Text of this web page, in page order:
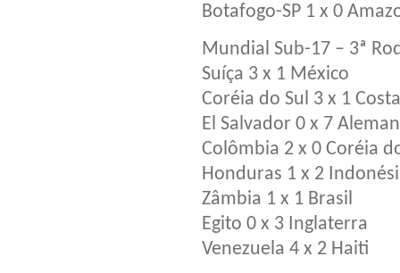
Botafogo-SP 1 x 0
Mundial Sub-17 – 3ª
Suíça 3 x 1 México
Coréia do Sul 3 x 1
El Salvador 0 x 7
Colômbia 2 x 0 Coréia
Honduras 1 x 2
Zâmbia 1 x 1 Brasil
Egito 0 x 3 Inglaterra
Venezuela 4 x 2 Haiti